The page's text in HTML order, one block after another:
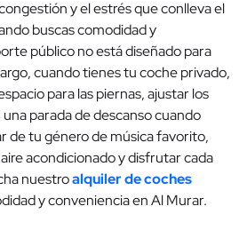
y el estrés que conlleva el
buscas comodidad y
público no está diseñado para
cuando tienes tu coche privado,
para las piernas, ajustar los
parada de descanso cuando
de tu género de música favorito,
acondicionado y disfrutar cada
nuestroalquiler de coches
y conveniencia en Al Murar.